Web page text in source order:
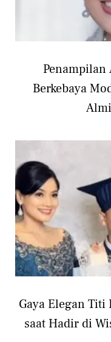
Penampilan
Berkebaya
Gaya Elegan
saat Hadir di